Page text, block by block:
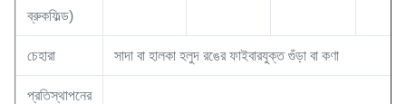
ব্রুকফিল্ড)
চেহারা সাদা বা হালকা হলুদ রঙের ফাইবারযুক্ত গুঁড়া বা কণা
প্রতিস্থাপনের